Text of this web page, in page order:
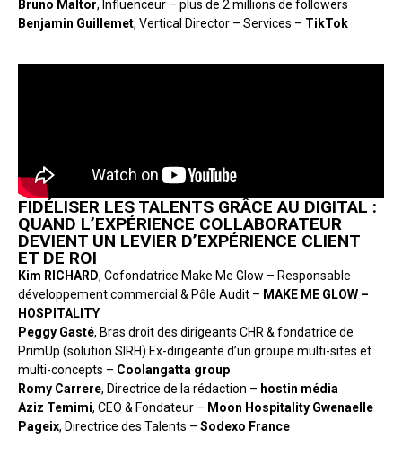
Bruno Maltor, Influenceur – plus de 2 millions de followers
Benjamin Guillemet, Vertical Director – Services – TikTok
FIDÉLISER LES TALENTS GRÂCE AU DIGITAL :
QUAND L’EXPÉRIENCE COLLABORATEUR
DEVIENT UN LEVIER D’EXPÉRIENCE CLIENT
ET DE ROI
Kim RICHARD, Cofondatrice Make Me Glow – Responsable
développement commercial & Pôle Audit – MAKE ME GLOW –
HOSPITALITY
Peggy Gasté, Bras droit des dirigeants CHR & fondatrice de
PrimUp (solution SIRH) Ex-dirigeante d’un groupe multi-sites et
multi-concepts – Coolangatta group
Romy Carrere, Directrice de la rédaction – hostin média
Aziz Temimi, CEO & Fondateur – Moon Hospitality Gwenaelle
Pageix, Directrice des Talents – Sodexo France